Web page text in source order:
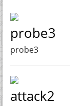
probe3
probe3
attack2